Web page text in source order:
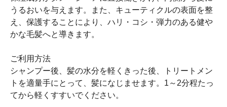
うるおいを与えます。また、キューティクルの表面を整
え、保護することにより、ハリ・コシ・弾力のある健や
かな毛髪へと導きます。
ご利用方法
シャンプー後、髪の水分を軽くきった後、トリートメン
トを適量手にとって、髪になじませます。1～2分程たっ
てから軽くすすいでください。